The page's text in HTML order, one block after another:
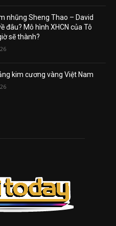
nhũng Sheng Thao – David
đâu? Mô hình XHCN của Tô
sẽ thành?
kim cương vàng Việt Nam